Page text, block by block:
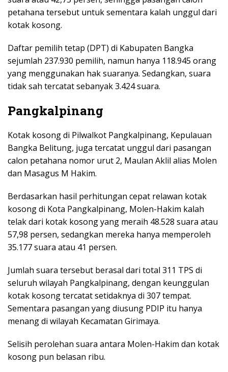
petahana tersebut untuk sementara kalah unggul dari
kotak kosong.
Daftar pemilih tetap (DPT) di Kabupaten Bangka
sejumlah 237.930 pemilih, namun hanya 118.945 orang
yang menggunakan hak suaranya. Sedangkan, suara
tidak sah tercatat sebanyak 3.424 suara.
Pangkalpinang
Kotak kosong di Pilwalkot Pangkalpinang, Kepulauan
Bangka Belitung, juga tercatat unggul dari pasangan
calon petahana nomor urut 2, Maulan Aklil alias Molen
dan Masagus M Hakim.
Berdasarkan hasil perhitungan cepat relawan kotak
kosong di Kota Pangkalpinang, Molen-Hakim kalah
telak dari kotak kosong yang meraih 48.528 suara atau
57,98 persen, sedangkan mereka hanya memperoleh
35.177 suara atau 41 persen.
Jumlah suara tersebut berasal dari total 311 TPS di
seluruh wilayah Pangkalpinang, dengan keunggulan
kotak kosong tercatat setidaknya di 307 tempat.
Sementara pasangan yang diusung PDIP itu hanya
menang di wilayah Kecamatan Girimaya.
Selisih perolehan suara antara Molen-Hakim dan kotak
kosong pun belasan ribu.